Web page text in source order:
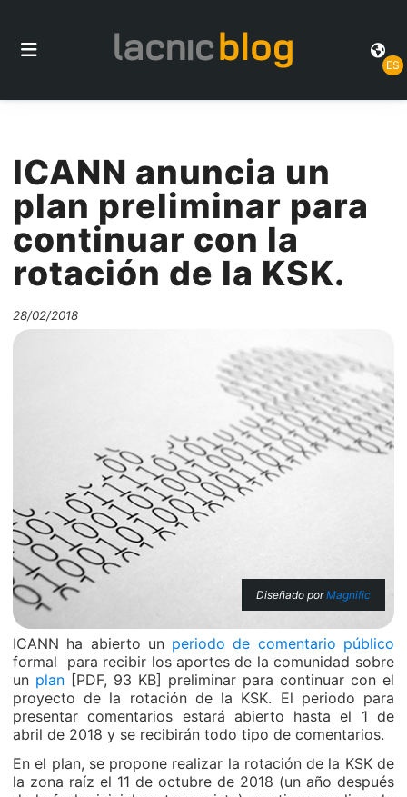
ES
ICANN anuncia un
plan preliminar para
continuar con la
rotación de la KSK.
28/02/2018
Diseñado porMagnific
ICANN ha abierto un periodo de comentario público
formal para recibir los aportes de la comunidad sobre
un plan [PDF, 93 KB] preliminar para continuar con el
proyecto de la rotación de la KSK. El periodo para
presentar comentarios estará abierto hasta el 1 de
abril de 2018 y se recibirán todo tipo de comentarios.
En el plan, se propone realizar la rotación de la KSK de
la zona raíz el 11 de octubre de 2018 (un año después